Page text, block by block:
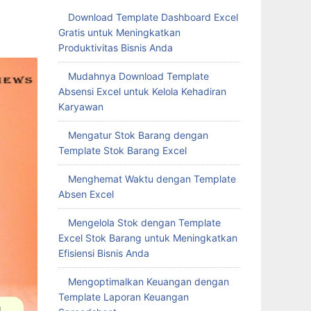
Download Template Dashboard Excel
Gratis untuk Meningkatkan
Produktivitas Bisnis Anda
Mudahnya Download Template
Absensi Excel untuk Kelola Kehadiran
Karyawan
Mengatur Stok Barang dengan
Template Stok Barang Excel
Menghemat Waktu dengan Template
Absen Excel
Mengelola Stok dengan Template
Excel Stok Barang untuk Meningkatkan
Efisiensi Bisnis Anda
Mengoptimalkan Keuangan dengan
Template Laporan Keuangan